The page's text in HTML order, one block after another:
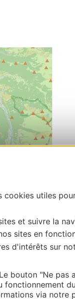
cookies utiles
et suivre la
sites en
d'intérêts sur
bouton "Ne pas
via notre
contributors